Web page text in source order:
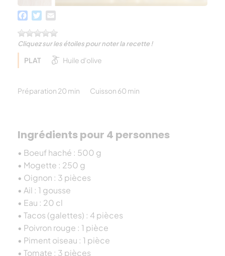
Facebook
Twitter
Cliquez sur les étoiles pour noter la recette !
PLAT Huile d'olive
Préparation 20 min Cuisson 60 min
Ingrédients pour 4 personnes
• Boeuf haché : 500 g
• Mogette : 250 g
• Oignon : 3 pièces
• Ail : 1 gousse
• Eau : 20 cl
• Tacos (galettes) : 4 pièces
• Poivron rouge : 1 pièce
• Piment oiseau : 1 pièce
• Tomate : 3 pièces